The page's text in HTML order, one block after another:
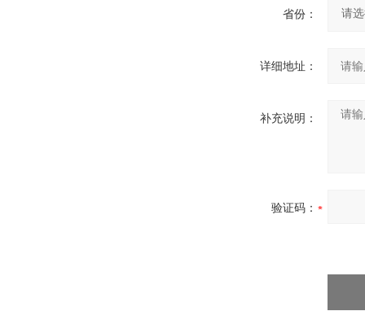
省份：
详细地址：
补充说明：
验证码：